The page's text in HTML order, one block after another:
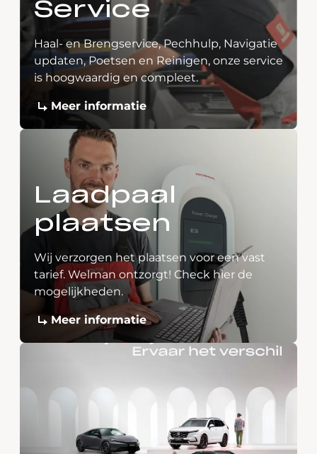
Service
Haal- en Brengservice, Pechhulp, Navigatie
updaten, Poetsen en Reinigen, onze service
is hoogwaardig en compleet.
Meer informatie
Laadpaal
plaatsen
Wij verzorgen het plaatsen voor een vast
tarief. Welman ontzorgt! Check hier de
mogelijkheden.
Meer informatie